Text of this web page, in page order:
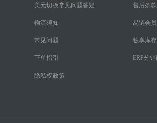
美元切换常见问题答疑
物流须知
常见问题
下单指引
隐私权政策
售后条款
易链会
独享库
ERP分